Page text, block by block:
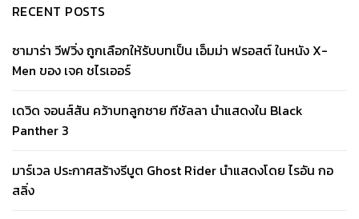
RECENT POSTS
ซามาร่า วีฟวิ่ง ถูกเลือกให้รับบทเป็น เอ็มม่า ฟรอสต์ ในหนัง X-
Men ของ เจค ชไรเออร์
เดวิด จอนส์สัน คว้าบทลูกชาย ทีชัลลา นำแสดงใน Black
Panther 3
มาร์เวล ประกาศสร้างรีบูต Ghost Rider นำแสดงโดย ไรอัน กอ
สลิ่ง